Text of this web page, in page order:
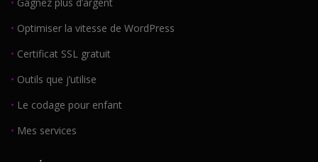
• Optimiser la vitesse de WordPress
• Certificat SSL gratuit
• Outils que j’utilise
• Le codage pour enfant
• Mes services